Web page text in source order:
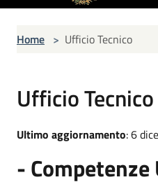
Home > Ufficio Tecnico
Ufficio Tecnico
Ultimo aggiornamento: 6
-